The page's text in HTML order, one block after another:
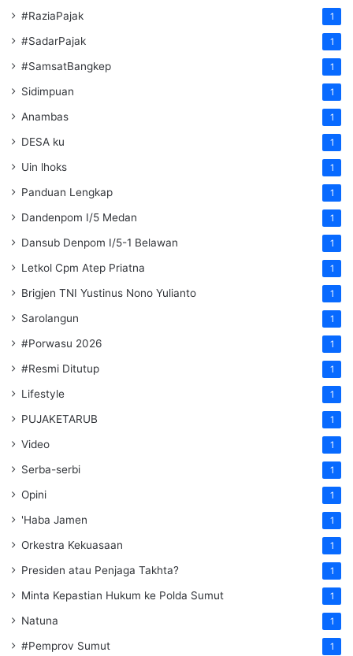
#RaziaPajak 1
#SadarPajak 1
#SamsatBangkep 1
Sidimpuan 1
Anambas 1
DESA ku 1
Uin lhoks 1
Panduan Lengkap 1
Dandenpom I/5 Medan 1
Dansub Denpom I/5-1 Belawan 1
Letkol Cpm Atep Priatna 1
Brigjen TNI Yustinus Nono Yulianto 1
Sarolangun 1
#Porwasu 2026 1
#Resmi Ditutup 1
Lifestyle 1
PUJAKETARUB 1
Video 1
Serba-serbi 1
Opini 1
'Haba Jamen 1
Orkestra Kekuasaan 1
Presiden atau Penjaga Takhta? 1
Minta Kepastian Hukum ke Polda Sumut 1
Natuna 1
#Pemprov Sumut 1